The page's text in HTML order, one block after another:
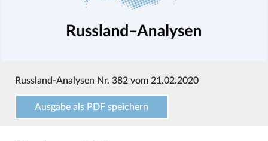
Russland-Analysen Nr. 382 vom 21.02.2020
Ausgabe als PDF speichern